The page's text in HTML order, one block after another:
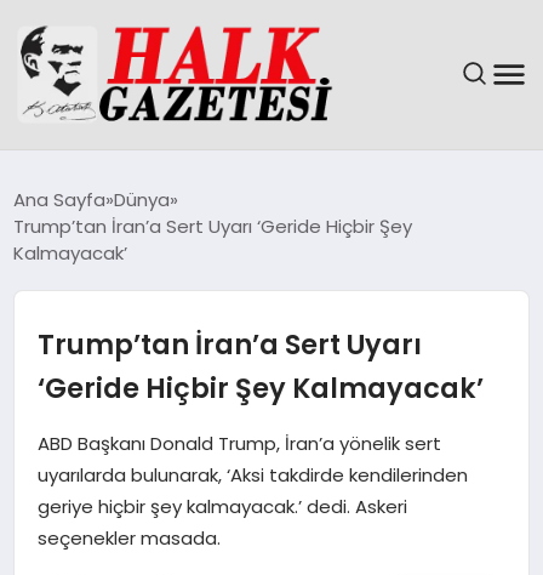
DÜNYA
MAGAZIN
SAĞLIK
Ana Sayfa Dünya
Trump’tan İran’a Sert Uyarı ‘Geride Hiçbir Şey
Kalmayacak’
Trump’tan İran’a Sert Uyarı
‘Geride Hiçbir Şey Kalmayacak’
ABD Başkanı Donald Trump, İran’a yönelik sert
uyarılarda bulunarak, ‘Aksi takdirde kendilerinden
geriye hiçbir şey kalmayacak.’ dedi. Askeri
seçenekler masada.